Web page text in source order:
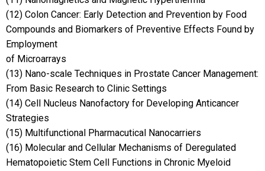
(12) Colon Cancer: Early Detection and Prevention by Food
Compounds and Biomarkers of Preventive Effects Found by
Employment
of Microarrays
(13) Nano-scale Techniques in Prostate Cancer Management:
From Basic Research to Clinic Settings
(14) Cell Nucleus Nanofactory for Developing Anticancer
Strategies
(15) Multifunctional Pharmacutical Nanocarriers
(16) Molecular and Cellular Mechanisms of Deregulated
Hematopoietic Stem Cell Functions in Chronic Myeloid